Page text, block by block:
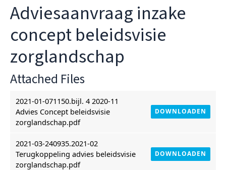
Adviesaanvraag inzake
concept beleidsvisie
zorglandschap
Attached Files
2021-01-071150.bijl. 4 2020-11
Advies Concept beleidsvisie
zorglandschap.pdf
DOWNLOADEN
2021-03-240935.2021-02
Terugkoppeling advies beleidsvisie
zorglandschap.pdf
DOWNLOADEN